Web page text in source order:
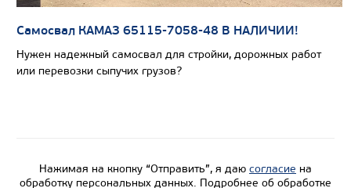
Производитель
Самосвал КАМАЗ 65115-7058-48 В НАЛИЧИИ!
Нужен надежный самосвал для стройки, дорожных работ
или перевозки сыпучих грузов?
Нажимая на кнопку “Отправить”, я даю согласие на
обработку персональных данных. Подробнее об обработке